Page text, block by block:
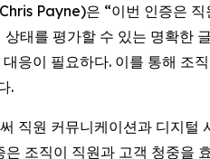
Payne)은 “이번 인증은
태를 평가할 수 있는 명확한
응이 필요하다. 이를 통해 조
.
원 커뮤니케이션과 디지털
조직이 직원과 고객 청중을